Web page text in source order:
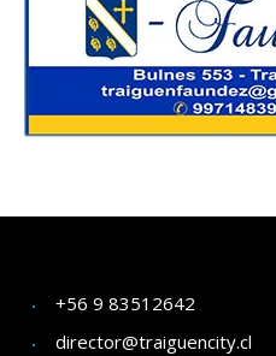
+56 9 83512642
director@traiguencity.cl